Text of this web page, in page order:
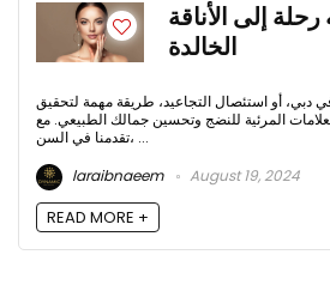
إلى الأناقة
الخالدة
دبي، أو استئصال التجاعيد، طريقة مهمة لتحقيق
المرئية للنضج وتحسين جمالك الطبيعي. مع
تقدمنا ​​في السن، ...
laraibnaeem
August 19, 2024
READ MORE +